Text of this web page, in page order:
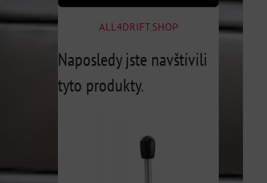
ALL4DRIFT.SHOP
Naposledy jste navštívili
tyto produkty.